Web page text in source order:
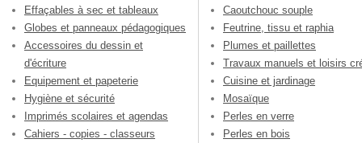
Effaçables à sec et tableaux
Globes et panneaux pédagogiques
Accessoires du dessin et
d'écriture
Equipement et papeterie
Hygiène et sécurité
Imprimés scolaires et agendas
Cahiers - copies - classeurs
Caoutchouc souple
Feutrine, tissu et raphia
Plumes et paillettes
Travaux manuels et loisirs
Cuisine et jardinage
Mosaïque
Perles en verre
Perles en bois